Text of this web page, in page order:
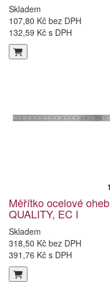
Skladem
107,80 Kč bez DPH
132,59 Kč s DPH
Měřítko ocelové
QUALITY, EC I
Skladem
318,50 Kč bez DPH
391,76 Kč s DPH